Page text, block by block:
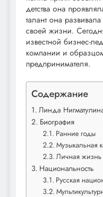
детства она
талант она
своей жизни.
известной бизнес-
компании и
предпринимателя.
Содержание
Линда
Биография
Ранние годы
Музыкальная
Личная жизнь
Национальность
Русская